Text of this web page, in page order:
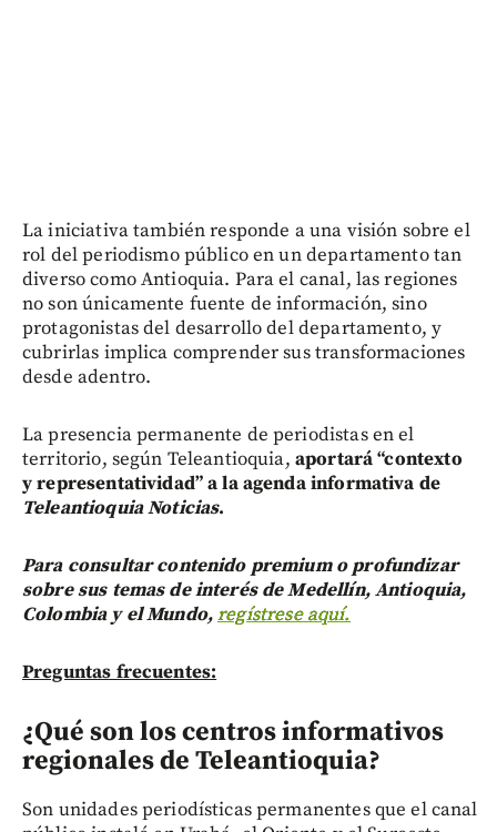
La iniciativa también responde a una visión sobre el
rol del periodismo público en un departamento tan
diverso como Antioquia. Para el canal, las regiones
no son únicamente fuente de información, sino
protagonistas del desarrollo del departamento, y
cubrirlas implica comprender sus transformaciones
desde adentro.
La presencia permanente de periodistas en el
territorio, según Teleantioquia, aportará “contexto
y representatividad” a la agenda informativa de
Teleantioquia Noticias.
Para consultar contenido premium o profundizar
sobre sus temas de interés de Medellín, Antioquia,
Colombia y el Mundo,regístrese aquí.
Preguntas frecuentes:
¿Qué son los centros informativos
regionales de Teleantioquia?
Son unidades periodísticas permanentes que el canal